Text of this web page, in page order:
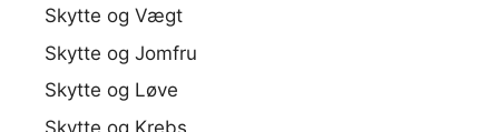
Skytte og Vægt
Skytte og Jomfru
Skytte og Løve
Skytte og Krebs